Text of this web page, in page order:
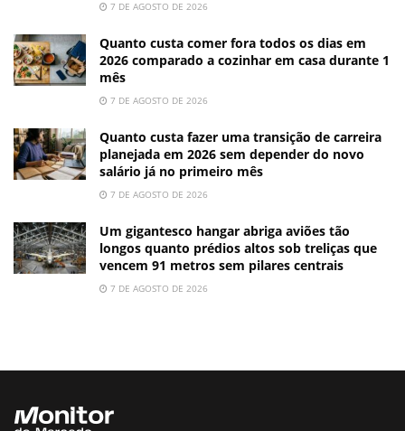
7 DE AGOSTO DE 2026
Quanto custa comer fora todos os dias em
2026 comparado a cozinhar em casa durante 1
mês
7 DE AGOSTO DE 2026
Quanto custa fazer uma transição de carreira
planejada em 2026 sem depender do novo
salário já no primeiro mês
7 DE AGOSTO DE 2026
Um gigantesco hangar abriga aviões tão
longos quanto prédios altos sob treliças que
vencem 91 metros sem pilares centrais
7 DE AGOSTO DE 2026